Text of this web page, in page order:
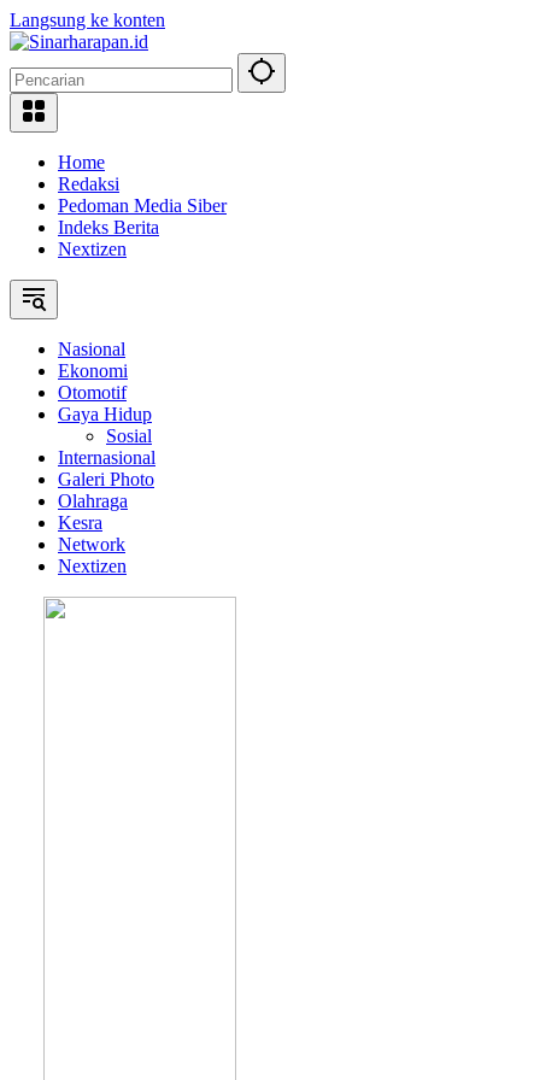
Langsung ke konten
Home
Redaksi
Pedoman Media Siber
Indeks Berita
Nextizen
Nasional
Ekonomi
Otomotif
Gaya Hidup
Sosial
Internasional
Galeri Photo
Olahraga
Kesra
Network
Nextizen